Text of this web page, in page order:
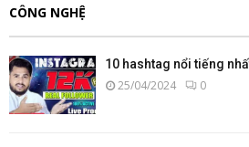
CÔNG NGHỆ
10 hashtag nổi tiếng
25/04/2024 0